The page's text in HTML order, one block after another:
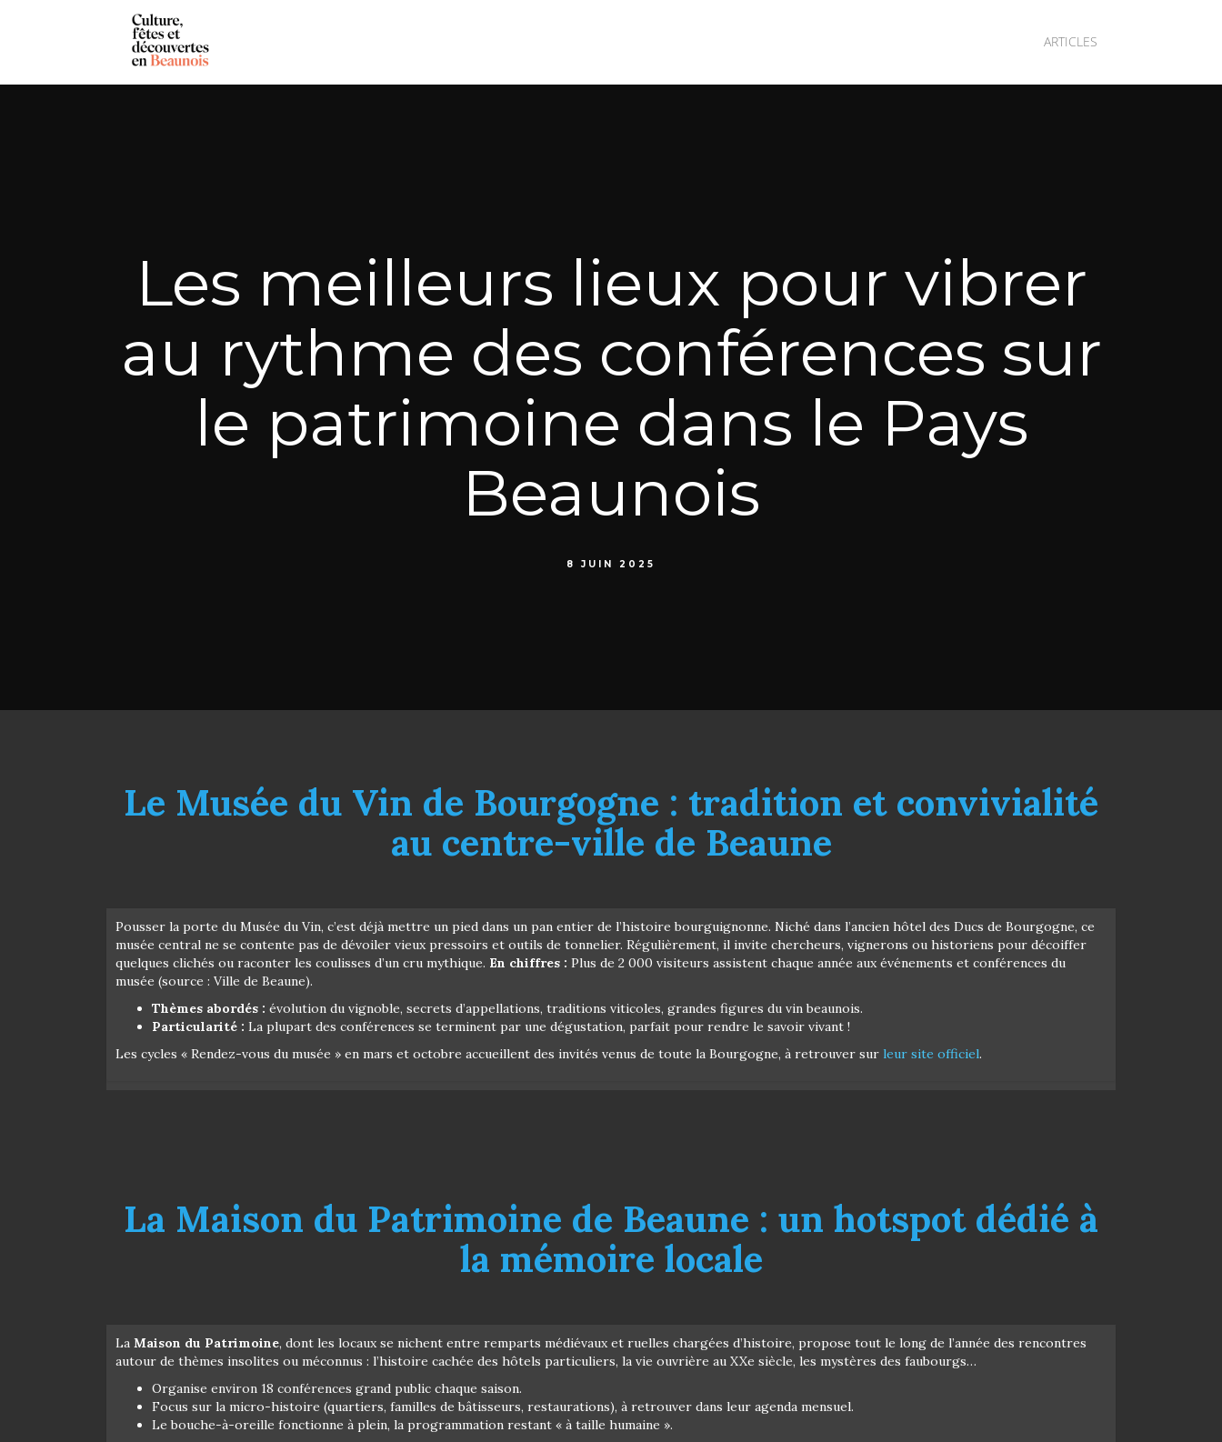
ARTICLES
Les meilleurs lieux pour vibrer
au rythme des conférences sur
le patrimoine dans le Pays
Beaunois
8 JUIN 2025
Le Musée du Vin de Bourgogne : tradition et convivialité
au centre-ville de Beaune
Pousser la porte du Musée du Vin, c’est déjà mettre un pied dans un pan entier de l’histoire bourguignonne. Niché dans l’ancien hôtel des Ducs de Bourgogne, ce
musée central ne se contente pas de dévoiler vieux pressoirs et outils de tonnelier. Régulièrement, il invite chercheurs, vignerons ou historiens pour décoiffer
quelques clichés ou raconter les coulisses d’un cru mythique. En chiffres : Plus de 2 000 visiteurs assistent chaque année aux événements et conférences du
musée (source : Ville de Beaune).
Thèmes abordés : évolution du vignoble, secrets d’appellations, traditions viticoles, grandes figures du vin beaunois.
Particularité : La plupart des conférences se terminent par une dégustation, parfait pour rendre le savoir vivant !
Les cycles « Rendez-vous du musée » en mars et octobre accueillent des invités venus de toute la Bourgogne, à retrouver sur leur site officiel.
La Maison du Patrimoine de Beaune : un hotspot dédié à
la mémoire locale
La Maison du Patrimoine, dont les locaux se nichent entre remparts médiévaux et ruelles chargées d’histoire, propose tout le long de l’année des rencontres
autour de thèmes insolites ou méconnus : l’histoire cachée des hôtels particuliers, la vie ouvrière au XXe siècle, les mystères des faubourgs…
Organise environ 18 conférences grand public chaque saison.
Focus sur la micro-histoire (quartiers, familles de bâtisseurs, restaurations), à retrouver dans leur agenda mensuel.
Le bouche-à-oreille fonctionne à plein, la programmation restant « à taille humaine ».